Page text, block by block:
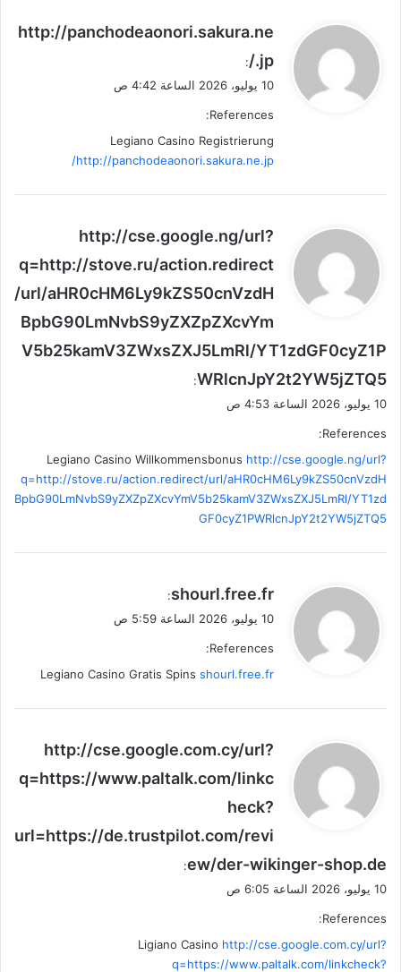
ي
و
ل
http://panchodeaonori.sakura.ne
.jp/
:
10 يوليو، 2026 الساعة 4:42 ص
References:
Legiano Casino Registrierung
http://panchodeaonori.sakura.ne.jp/
ي
و
ل
http://cse.google.ng/url?
q=http://stove.ru/action.redirect
/url/aHR0cHM6Ly9kZS50cnVzdH
BpbG90LmNvbS9yZXZpZXcvYm
V5b25kamV3ZWxsZXJ5LmRl/YT1zdGF0cyZ1P
WRlcnJpY2t2YW5jZTQ5
:
10 يوليو، 2026 الساعة 4:53 ص
References:
Legiano Casino Willkommensbonus http://cse.google.ng/url?
q=http://stove.ru/action.redirect/url/aHR0cHM6Ly9kZS50cnVzdH
BpbG90LmNvbS9yZXZpZXcvYmV5b25kamV3ZWxsZXJ5LmRl/YT1zd
GF0cyZ1PWRlcnJpY2t2YW5jZTQ5
ي
ل
shourl.free.fr
:
10 يوليو، 2026 الساعة 5:59 ص
References:
Legiano Casino Gratis Spins shourl.free.fr
ي
و
ل
http://cse.google.com.cy/url?
q=https://www.paltalk.com/linkc
heck?
url=https://de.trustpilot.com/revi
ew/der-wikinger-shop.de
:
10 يوليو، 2026 الساعة 6:05 ص
References:
Ligiano Casino http://cse.google.com.cy/url?
q=https://www.paltalk.com/linkcheck?